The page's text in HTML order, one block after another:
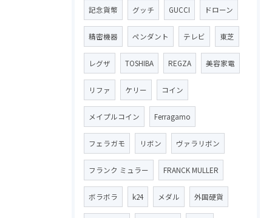
記念貨幣 グッチ GUCCI ドローン
精密機器 ペンダント テレビ 東芝
レグザ TOSHIBA REGZA 美容家電
リファ ケリー コイン
メイプルコイン Ferragamo
フェラガモ リボン ヴァラリボン
フランク ミュラー FRANCK MULLER
ボラボラ k24 メダル 外国硬貨